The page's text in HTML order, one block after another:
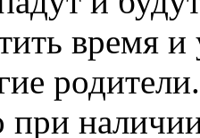
время
при